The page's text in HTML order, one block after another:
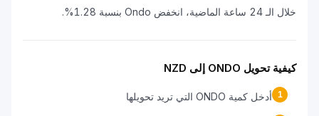
خلال الـ 24 ساعة الماضية، انخفض Ondo بنسبة 1.28%.
كيفية تحويل ONDO إلى NZD
1 أدخل كمية ONDO التي تريد تحويلها